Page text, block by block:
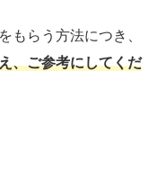
もらう方法につき、
、ご参考にしてくだ